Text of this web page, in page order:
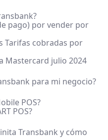
pago) por vender por
Tarifas cobradas por
Mastercard julio 2024
para mi negocio?
POS?
POS?
Transbank y cómo